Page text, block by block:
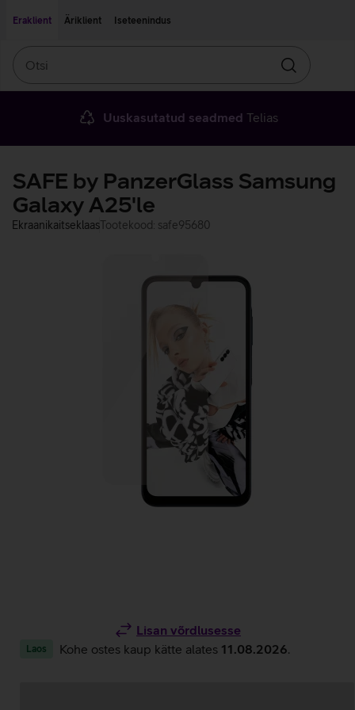
Eraklient
Äriklient Iseteenindus
Otsin
Uuskasutatud seadmed Telias
SAFE by PanzerGlass Samsung
Galaxy A25'le
EkraanikaitseklaasTootekood: safe95680
Lisan võrdlusesse
Laos Kohe ostes kaup kätte alates 11.08.2026